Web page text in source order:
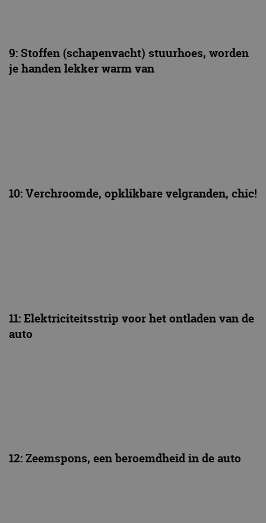
9: Stoffen (schapenvacht) stuurhoes, worden
je handen lekker warm van
10: Verchroomde, opklikbare velgranden, chic!
11: Elektriciteitsstrip voor het ontladen van de
auto
12: Zeemspons, een beroemdheid in de auto